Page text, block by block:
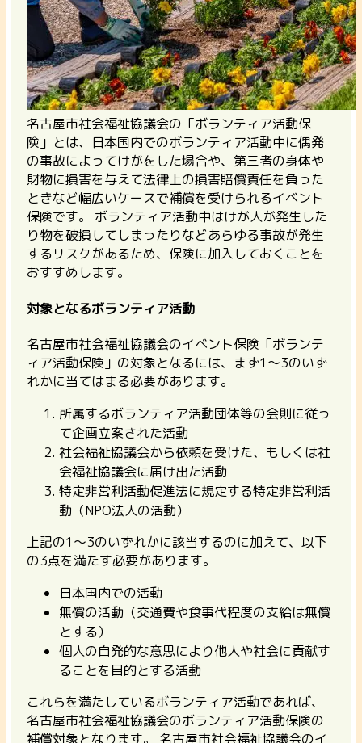
名古屋市社会福祉協議会の「ボランティア活動保
険」とは、 日本国内でのボランティア活動中に偶発
の事故によってけがをした場合や、第三者の身体や
財物に損害を与えて法律上の損害賠償責任を負った
ときなど幅広いケースで補償を受けられるイベント
保険です。 ボランティア活動中はけが人が発生した
り物を破損してしまったりなどあらゆる事故が発生
するリスクがあるため、保険に加入しておくことを
おすすめします。
対象となるボランティア活動
名古屋市社会福祉協議会のイベント保険「ボランテ
ィア活動保険」の対象となるには、まず1～3のいず
れかに当てはまる必要があります。
所属するボランティア活動団体等の会則に従っ
て企画立案された活動
社会福祉協議会から依頼を受けた、もしくは社
会福祉協議会に届け出た活動
特定非営利活動促進法に規定する特定非営利活
動（NPO法人の活動）
上記の1～3のいずれかに該当するのに加えて、以下
の3点を満たす必要があります。
日本国内での活動
無償の活動（交通費や食事代程度の支給は無償
とする）
個人の自発的な意思により他人や社会に貢献す
ることを目的とする活動
これらを満たしているボランティア活動であれば、
名古屋市社会福祉協議会のボランティア活動保険の
補償対象となります。 名古屋市社会福祉協議会のイ